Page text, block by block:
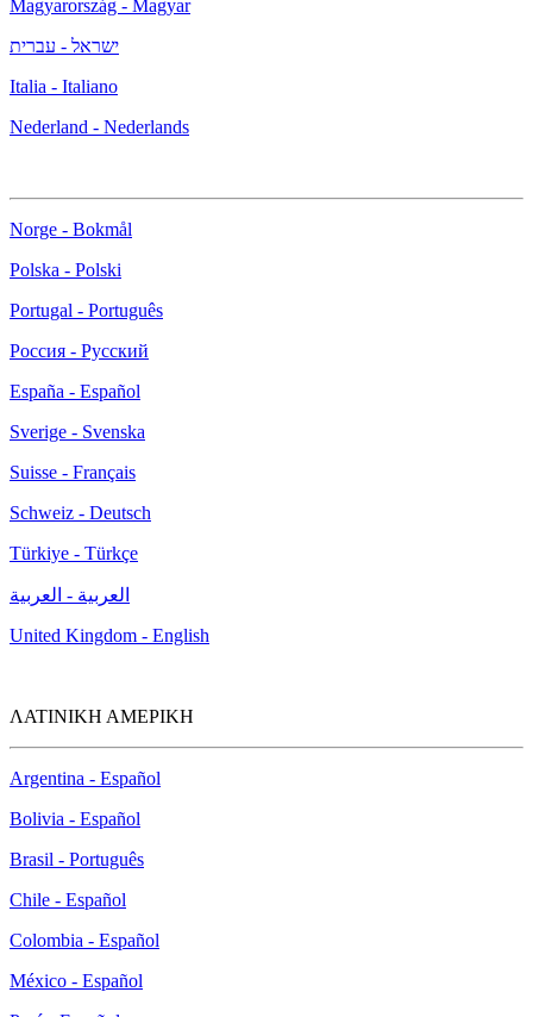
Magyarország - Magyar
ישראל - עברית
Italia - Italiano
Nederland - Nederlands
Norge - Bokmål
Polska - Polski
Portugal - Português
Россия - Русский
España - Español
Sverige - Svenska
Suisse - Français
Schweiz - Deutsch
Türkiye - Türkçe
العربية - العربية
United Kingdom - English
ΛΑΤΙΝΙΚΗ ΑΜΕΡΙΚΗ
Argentina - Español
Bolivia - Español
Brasil - Português
Chile - Español
Colombia - Español
México - Español